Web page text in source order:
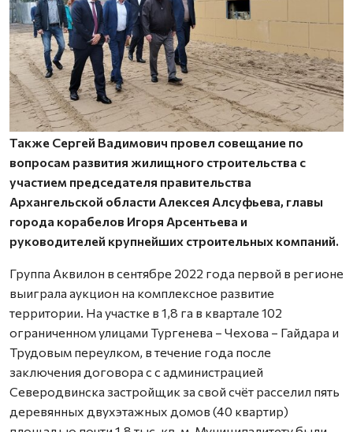
Также Сергей Вадимович провел совещание по
вопросам развития жилищного строительства с
участием председателя правительства
Архангельской области Алексея Алсуфьева, главы
города корабелов Игоря Арсентьева и
руководителей крупнейших строительных компаний.
Группа Аквилон в сентябре 2022 года первой в регионе
выиграла аукцион на комплексное развитие
территории. На участке в 1,8 га в квартале 102
ограниченном улицами Тургенева – Чехова – Гайдара и
Трудовым переулком, в течение года после
заключения договора с с администрацией
Северодвинска застройщик за свой счёт расселил пять
деревянных двухэтажных домов (40 квартир)